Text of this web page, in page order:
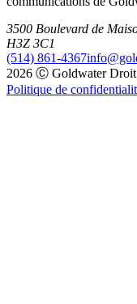
3500 Boulevard de
H3Z 3C1
(514) 861-4367
2026 Ⓒ Goldwater Droit
Politique de